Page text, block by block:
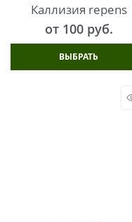
Каллизия repens
от 100 руб.
ВЫБРАТЬ